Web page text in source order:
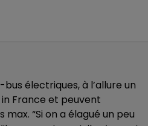
électriques, à l’allure un
France et peuvent
“Si on a élagué un peu